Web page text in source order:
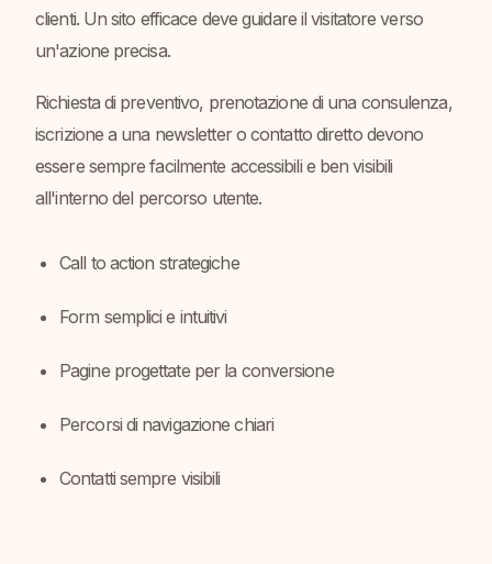
clienti. Un sito efficace deve guidare il visitatore verso
un'azione precisa.
Richiesta di preventivo, prenotazione di una consulenza,
iscrizione a una newsletter o contatto diretto devono
essere sempre facilmente accessibili e ben visibili
all'interno del percorso utente.
Call to action strategiche
Form semplici e intuitivi
Pagine progettate per la conversione
Percorsi di navigazione chiari
Contatti sempre visibili